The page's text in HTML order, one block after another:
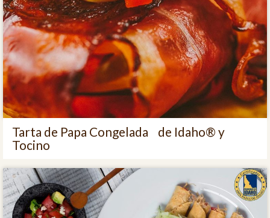
Tarta de Papa Congelada de Idaho® y
Tocino